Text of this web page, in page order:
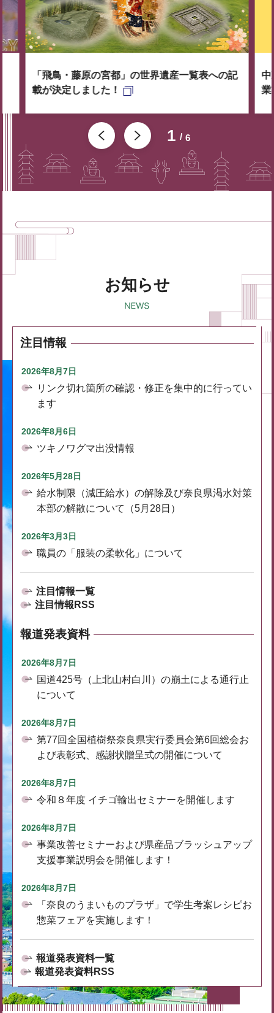
1 6
「飛鳥・藤原の宮都」の世界遺産一覧表への記
載が決定しました！
中
業
お知らせ
注目情報
2026年8月7日
リンク切れ箇所の確認・修正を集中的に行ってい
ます
2026年8月6日
ツキノワグマ出没情報
2026年5月28日
給水制限（減圧給水）の解除及び奈良県渇水対策
本部の解散について（5月28日）
2026年3月3日
職員の「服装の柔軟化」について
注目情報一覧
注目情報RSS
報道発表資料
2026年8月7日
国道425号（上北山村白川）の崩土による通行止
について
2026年8月7日
第77回全国植樹祭奈良県実行委員会第6回総会お
よび表彰式、感謝状贈呈式の開催について
2026年8月7日
令和８年度 イチゴ輸出セミナーを開催します
2026年8月7日
事業改善セミナーおよび県産品ブラッシュアップ
支援事業説明会を開催します！
2026年8月7日
「奈良のうまいものプラザ」で学生考案レシピお
惣菜フェアを実施します！
報道発表資料一覧
報道発表資料RSS